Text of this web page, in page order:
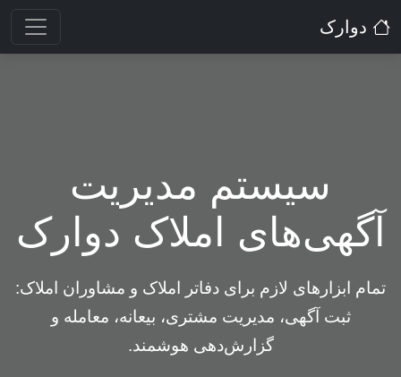
دوارک
سیستم مدیریت
آگهی‌های املاک دوارک
تمام ابزارهای لازم برای دفاتر املاک و مشاوران املاک:
ثبت آگهی، مدیریت مشتری، بیعانه، معامله و
گزارش‌دهی هوشمند.